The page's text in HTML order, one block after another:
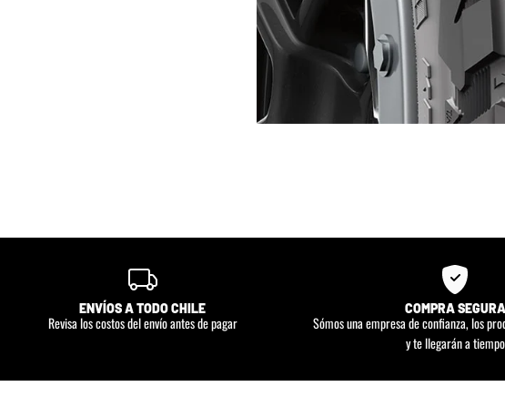
ENVÍOS A TODO CHILE
Revisa los costos del envío antes de pagar
COMPRA SEGURA
Sómos una empresa de confianza, los
y te llegarán a tiempo